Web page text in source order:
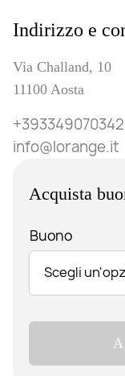
Indirizzo e
Via Challand, 10
11100 Aosta
+393349070342
info@lorange.it
Acquista
Buono